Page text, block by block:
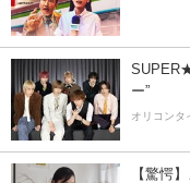
ー”
オリコンタ
【驚愕